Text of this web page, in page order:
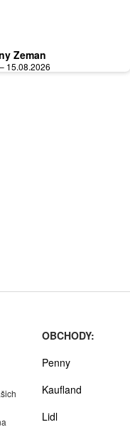
Zeman
15.08.2026
OBCHODY:
Penny
Kaufland
Lidl